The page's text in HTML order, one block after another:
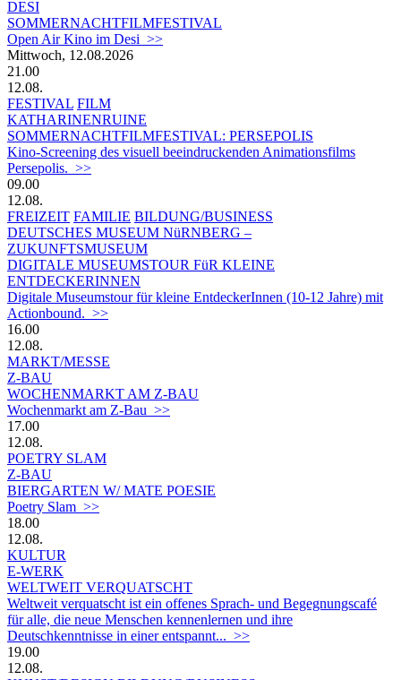
DESI
SOMMERNACHTFILMFESTIVAL
Open Air Kino im Desi >>
Mittwoch, 12.08.2026
21.00
12.08.
FESTIVAL FILM
KATHARINENRUINE
SOMMERNACHTFILMFESTIVAL: PERSEPOLIS
Kino-Screening des visuell beeindruckenden Animationsfilms
Persepolis. >>
09.00
12.08.
FREIZEIT FAMILIE BILDUNG/BUSINESS
DEUTSCHES MUSEUM NüRNBERG –
ZUKUNFTSMUSEUM
DIGITALE MUSEUMSTOUR FüR KLEINE
ENTDECKERINNEN
Digitale Museumstour für kleine EntdeckerInnen (10-12 Jahre) mit
Actionbound. >>
16.00
12.08.
MARKT/MESSE
Z-BAU
WOCHENMARKT AM Z-BAU
Wochenmarkt am Z-Bau >>
17.00
12.08.
POETRY SLAM
Z-BAU
BIERGARTEN W/ MATE POESIE
Poetry Slam >>
18.00
12.08.
KULTUR
E-WERK
WELTWEIT VERQUATSCHT
Weltweit verquatscht ist ein offenes Sprach- und Begegnungscafé
für alle, die neue Menschen kennenlernen und ihre
Deutschkenntnisse in einer entspannt... >>
19.00
12.08.